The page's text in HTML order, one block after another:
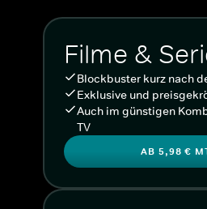
Filme &
Blockbuster kurz nach
Exklusive und
Auch im günstigen
TV
AB 5,98 €